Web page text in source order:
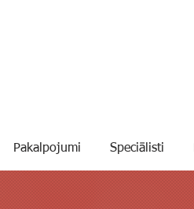
Pakalpojumi Speciālisti